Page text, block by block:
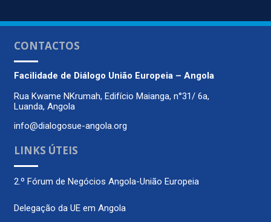
CONTACTOS
Facilidade de Diálogo União Europeia – Angola
Rua Kwame NKrumah, Edifício Maianga, n°31/ 6a,
Luanda, Angola
info@dialogosue-angola.org
LINKS ÚTEIS
2.º Fórum de Negócios Angola-União Europeia
Delegação da UE em Angola